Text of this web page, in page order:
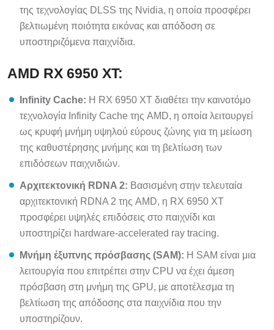
της τεχνολογίας DLSS της Nvidia, η οποία προσφέρει
βελτιωμένη ποιότητα εικόνας και απόδοση σε
υποστηριζόμενα παιχνίδια.
AMD RX 6950 XT:
Infinity Cache: Η RX 6950 XT διαθέτει την καινοτόμο
τεχνολογία Infinity Cache της AMD, η οποία λειτουργεί
ως κρυφή μνήμη υψηλού εύρους ζώνης για τη μείωση
της καθυστέρησης μνήμης και τη βελτίωση των
επιδόσεων παιχνιδιών.
Αρχιτεκτονική RDNA 2: Βασισμένη στην τελευταία
αρχιτεκτονική RDNA 2 της AMD, η RX 6950 XT
προσφέρει υψηλές επιδόσεις στο παιχνίδι και
υποστηρίζει hardware-accelerated ray tracing.
Μνήμη έξυπνης πρόσβασης (SAM): Η SAM είναι μια
λειτουργία που επιτρέπει στην CPU να έχει άμεση
πρόσβαση στη μνήμη της GPU, με αποτέλεσμα τη
βελτίωση της απόδοσης στα παιχνίδια που την
υποστηρίζουν.